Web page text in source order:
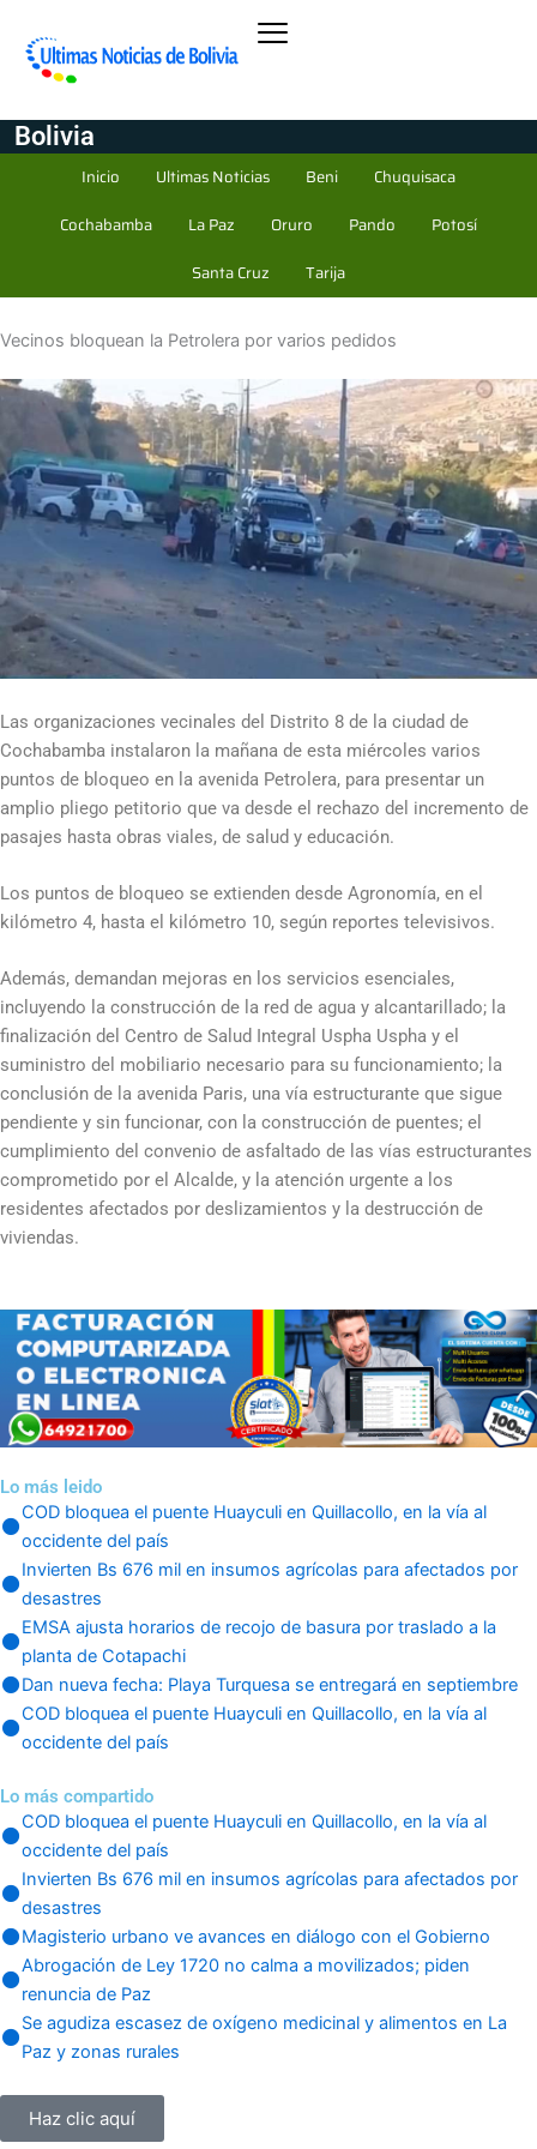
Bolivia
Inicio Ultimas Noticias Beni
Chuquisaca
Cochabamba
La Paz Oruro Pando
Potosí
Santa Cruz
Tarija
Vecinos bloquean la Petrolera por varios pedidos
Las organizaciones vecinales del Distrito 8 de la ciudad de
Cochabamba instalaron la mañana de esta miércoles varios
puntos de bloqueo en la avenida Petrolera, para presentar un
amplio pliego petitorio que va desde el rechazo del incremento de
pasajes hasta obras viales, de salud y educación.
Los puntos de bloqueo se extienden desde Agronomía, en el
kilómetro 4, hasta el kilómetro 10, según reportes televisivos.
Además, demandan mejoras en los servicios esenciales,
incluyendo la construcción de la red de agua y alcantarillado; la
finalización del Centro de Salud Integral Uspha Uspha y el
suministro del mobiliario necesario para su funcionamiento; la
conclusión de la avenida Paris, una vía estructurante que sigue
pendiente y sin funcionar, con la construcción de puentes; el
cumplimiento del convenio de asfaltado de las vías estructurantes
comprometido por el Alcalde, y la atención urgente a los
residentes afectados por deslizamientos y la destrucción de
viviendas.
Lo más leido
COD bloquea el puente Huayculi en Quillacollo, en la vía al
occidente del país
Invierten Bs 676 mil en insumos agrícolas para afectados por
desastres
EMSA ajusta horarios de recojo de basura por traslado a la
planta de Cotapachi
Dan nueva fecha: Playa Turquesa se entregará en septiembre
COD bloquea el puente Huayculi en Quillacollo, en la vía al
occidente del país
Lo más compartido
COD bloquea el puente Huayculi en Quillacollo, en la vía al
occidente del país
Invierten Bs 676 mil en insumos agrícolas para afectados por
desastres
Magisterio urbano ve avances en diálogo con el Gobierno
Abrogación de Ley 1720 no calma a movilizados; piden
renuncia de Paz
Se agudiza escasez de oxígeno medicinal y alimentos en La
Paz y zonas rurales
Haz clic aquí